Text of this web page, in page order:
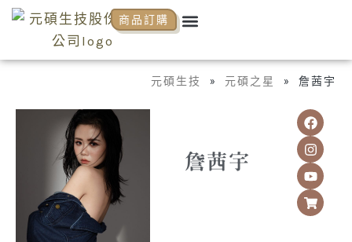
跳
Menu
商品訂購
元碩生技 » 元碩之星 » 詹茜宇
詹茜宇
F
a
c
e
b
o
o
k
I
n
s
t
a
g
r
a
Y
o
u
t
u
b
e
S
h
o
p
p
i
n
g